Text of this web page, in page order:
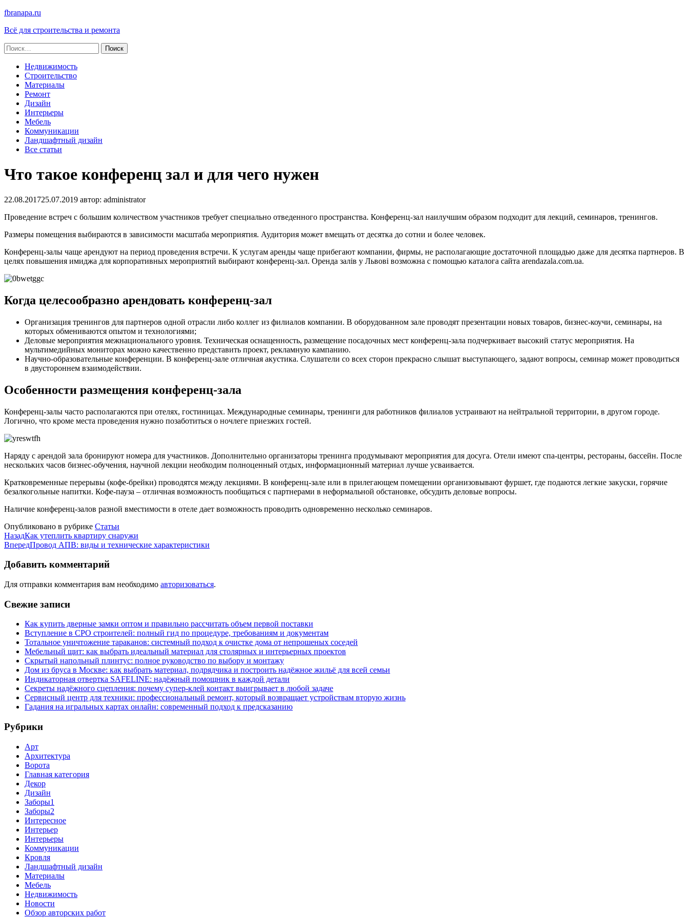
fbranapa.ru
Всё для строительства и ремонта
Найти:
Недвижимость
Строительство
Материалы
Ремонт
Дизайн
Интерьеры
Мебель
Коммуникации
Ландшафтный дизайн
Все статьи
Что такое конференц зал и для чего нужен
22.08.201725.07.2019 автор: administrator
Проведение встреч с большим количеством участников требует специально отведенного пространства. Конференц-зал наилучшим образом подходит для лекций, семинаров, тренингов.
Размеры помещения выбираются в зависимости масштаба мероприятия. Аудитория может вмещать от десятка до сотни и более человек.
Конференц-залы чаще арендуют на период проведения встречи. К услугам аренды чаще прибегают компании, фирмы, не располагающие достаточной площадью даже для десятка партнеров. В
целях повышения имиджа для корпоративных мероприятий выбирают конференц-зал. Оренда залів у Львові возможна с помощью каталога сайта arendazala.com.ua.
Когда целесообразно арендовать конференц-зал
Организация тренингов для партнеров одной отрасли либо коллег из филиалов компании. В оборудованном зале проводят презентации новых товаров, бизнес-коучи, семинары, на
которых обмениваются опытом и технологиями;
Деловые мероприятия межнационального уровня. Техническая оснащенность, размещение посадочных мест конференц-зала подчеркивает высокий статус мероприятия. На
мультимедийных мониторах можно качественно представить проект, рекламную кампанию.
Научно-образовательные конференции. В конференц-зале отличная акустика. Слушатели со всех сторон прекрасно слышат выступающего, задают вопросы, семинар может проводиться
в двустороннем взаимодействии.
Особенности размещения конференц-зала
Конференц-залы часто располагаются при отелях, гостиницах. Международные семинары, тренинги для работников филиалов устраивают на нейтральной территории, в другом городе.
Логично, что кроме места проведения нужно позаботиться о ночлеге приезжих гостей.
Наряду с арендой зала бронируют номера для участников. Дополнительно организаторы тренинга продумывают мероприятия для досуга. Отели имеют спа-центры, рестораны, бассейн. После
нескольких часов бизнес-обучения, научной лекции необходим полноценный отдых, информационный материал лучше усваивается.
Кратковременные перерывы (кофе-брейки) проводятся между лекциями. В конференц-зале или в прилегающем помещении организовывают фуршет, где подаются легкие закуски, горячие
безалкогольные напитки. Кофе-пауза – отличная возможность пообщаться с партнерами в неформальной обстановке, обсудить деловые вопросы.
Наличие конференц-залов разной вместимости в отеле дает возможность проводить одновременно несколько семинаров.
Опубликовано в рубрике Статьи
НазадКак утеплить квартиру снаружи
ВпередПровод АПВ: виды и технические характеристики
Добавить комментарий
Для отправки комментария вам необходимо авторизоваться.
Свежие записи
Как купить дверные замки оптом и правильно рассчитать объем первой поставки
Вступление в СРО строителей: полный гид по процедуре, требованиям и документам
Тотальное уничтожение тараканов: системный подход к очистке дома от непрошеных соседей
Мебельный щит: как выбрать идеальный материал для столярных и интерьерных проектов
Скрытый напольный плинтус: полное руководство по выбору и монтажу
Дом из бруса в Москве: как выбрать материал, подрядчика и построить надёжное жильё для всей семьи
Индикаторная отвертка SAFELINE: надёжный помощник в каждой детали
Секреты надёжного сцепления: почему супер‑клей контакт выигрывает в любой задаче
Сервисный центр для техники: профессиональный ремонт, который возвращает устройствам вторую жизнь
Гадания на игральных картах онлайн: современный подход к предсказанию
Рубрики
Арт
Архитектура
Ворота
Главная категория
Декор
Дизайн
Заборы1
Заборы2
Интересное
Интерьер
Интерьеры
Коммуникации
Кровля
Ландшафтный дизайн
Материалы
Мебель
Недвижимость
Новости
Обзор авторских работ